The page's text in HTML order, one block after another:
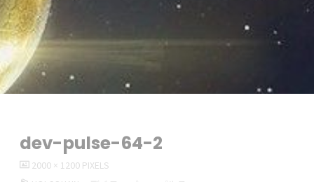
dev-pulse-64-2
FULL2000 × 1200 PIXELS